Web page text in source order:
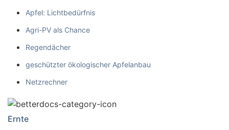
Apfel: Lichtbedürfnis
Agri-PV als Chance
Regendächer
geschützter ökologischer Apfelanbau
Netzrechner
Ernte